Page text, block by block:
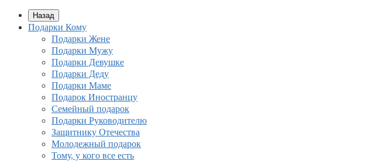
Назад
Подарки Кому
Подарки Жене
Подарки Мужу
Подарки Девушке
Подарки Деду
Подарки Маме
Подарок Иностранцу
Семейный подарок
Подарки Руководителю
Защитнику Отечества
Молодежный подарок
Тому, у кого все есть